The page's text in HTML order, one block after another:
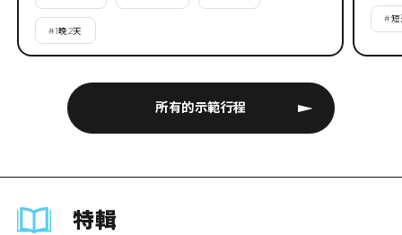
所有的示範行程
#1晚2天
#短
特輯